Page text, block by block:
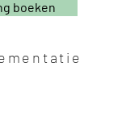
boeken